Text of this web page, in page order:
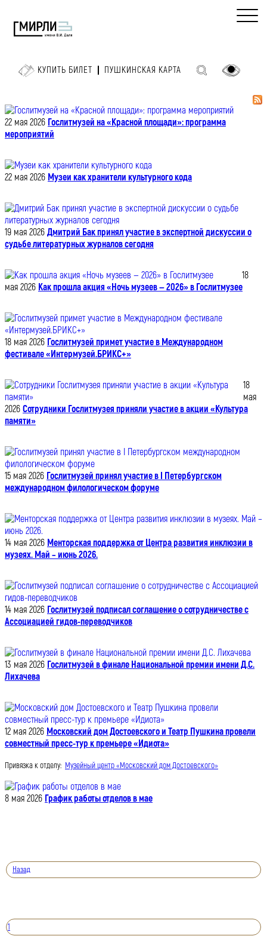
КУПИТЬ БИЛЕТ ПУШКИНСКАЯ КАРТА
22 мая 2026 Гослитмузей на «Красной площади»: программа
мероприятий
22 мая 2026 Музеи как хранители культурного кода
19 мая 2026 Дмитрий Бак принял участие в экспертной дискуссии о
судьбе литературных журналов сегодня
18
мая 2026 Как прошла акция «Ночь музеев — 2026» в Гослитмузее
18 мая 2026 Гослитмузей примет участие в Международном
фестивале «Интермузей.БРИКС+»
18
мая
2026 Сотрудники Гослитмузея приняли участие в акции «Культура
памяти»
15 мая 2026 Гослитмузей принял участие в I Петербургском
международном филологическом форуме
14 мая 2026 Менторская поддержка от Центра развития инклюзии в
музеях. Май – июнь 2026.
14 мая 2026 Гослитмузей подписал соглашение о сотрудничестве с
Ассоциацией гидов-переводчиков
13 мая 2026 Гослитмузей в финале Национальной премии имени Д.С.
Лихачева
12 мая 2026 Московский дом Достоевского и Театр Пушкина провели
совместный пресс-тур к премьере «Идиота»
Привязка к отделу: Музейный центр «Московский дом Достоевского»
8 мая 2026 График работы отделов в мае
Назад
1